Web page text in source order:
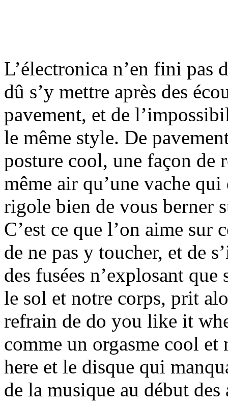
L’électronica n’en fini pas
dû s’y mettre après des
pavement, et de
le même style. De
posture cool, une façon de
même air qu’une vache
rigole bien de vous berner
C’est ce que l’on aime sur
de ne pas y toucher, et de
des fusées n’explosant
le sol et notre corps, prit
refrain de do you like it
comme un orgasme cool
here et le disque qui
de la musique au début